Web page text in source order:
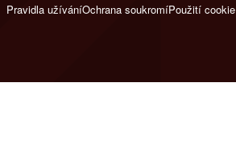
Pravidla užíváníOchrana soukromíPoužití cookie